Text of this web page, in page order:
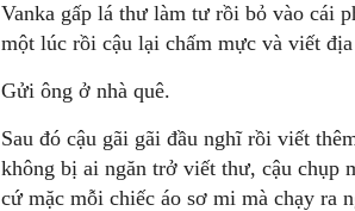
Vanka gấp lá thư làm tư rồi bỏ vào cái
một lúc rồi cậu lại chấm mực và viết
Gửi ông ở nhà quê.
Sau đó cậu gãi gãi đầu nghĩ rồi viết
không bị ai ngăn trở viết thư, cậu chụp
cứ mặc mỗi chiếc áo sơ mi mà chạy ra